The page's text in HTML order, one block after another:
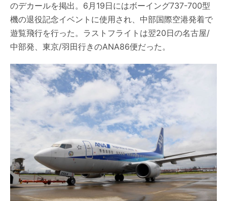
のデカールを掲出。6月19日にはボーイング737-700型
機の退役記念イベントに使用され、中部国際空港発着で
遊覧飛行を行った。ラストフライトは翌20日の名古屋/
中部発、東京/羽田行きのANA86便だった。